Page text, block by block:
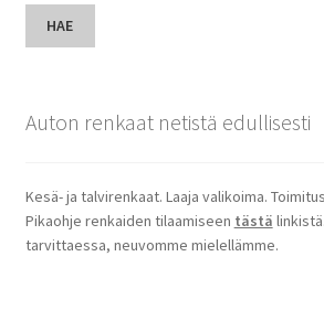
HAE
Auton renkaat netistä edullisesti
Kesä- ja talvirenkaat. Laaja valikoima.
Pikaohje renkaiden tilaamiseen tästä
tarvittaessa, neuvomme mielellämme.